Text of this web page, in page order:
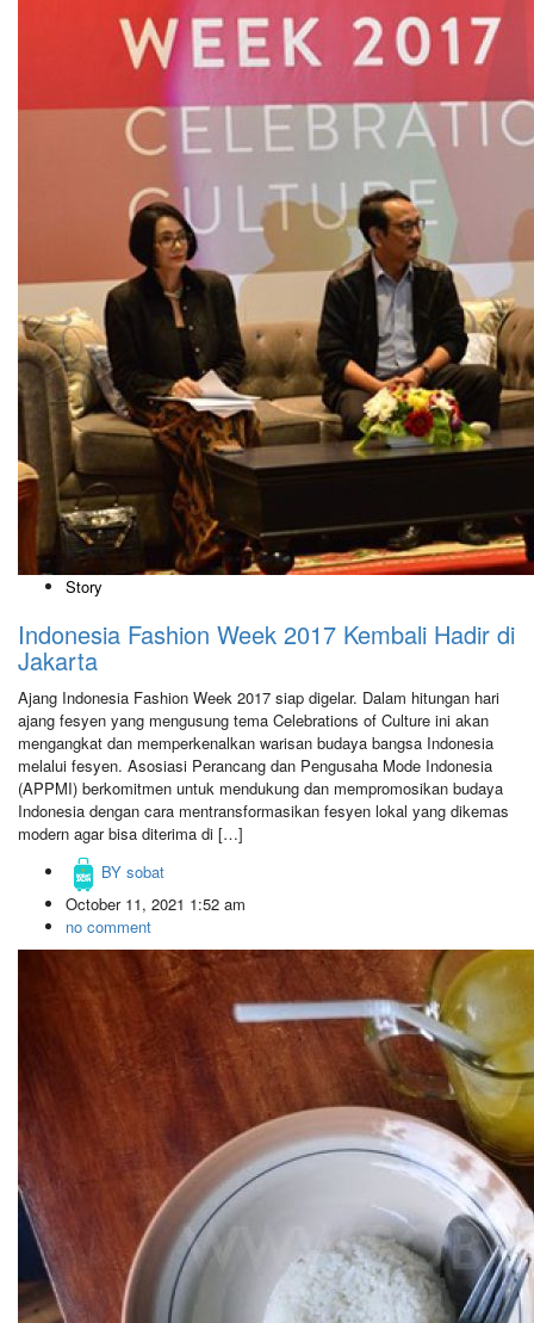
Story
Indonesia Fashion Week 2017 Kembali Hadir di
Jakarta
Ajang Indonesia Fashion Week 2017 siap digelar. Dalam hitungan hari
ajang fesyen yang mengusung tema Celebrations of Culture ini akan
mengangkat dan memperkenalkan warisan budaya bangsa Indonesia
melalui fesyen. Asosiasi Perancang dan Pengusaha Mode Indonesia
(APPMI) berkomitmen untuk mendukung dan mempromosikan budaya
Indonesia dengan cara mentransformasikan fesyen lokal yang dikemas
modern agar bisa diterima di […]
BY sobat
October 11, 2021 1:52 am
no comment